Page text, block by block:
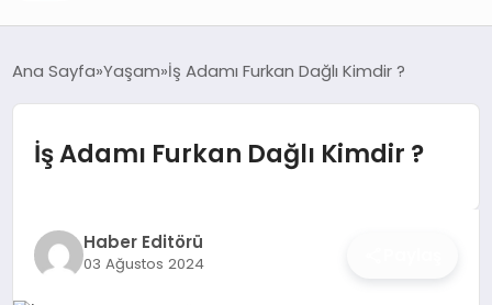
DEMOLAR
MEGA MENÜ
OYUN
Ana Sayfa Yaşam İş Adamı Furkan Dağlı Kimdir ?
İş Adamı Furkan Dağlı Kimdir ?
Haber Editörü
03 Ağustos 2024